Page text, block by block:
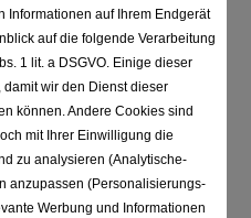
der folgenden
Browser zurück, um
Arbeiten auf
zu ermöglichen:
Informationen auf Ihrem Endgerät
auf die folgende Verarbeitung
1 lit. a DSGVO. Einige dieser
wir den Dienst dieser
können. Andere Cookies sind
mit Ihrer Einwilligung die
zu analysieren (Analytische-
anzupassen (Personalisierungs-
Werbung und Informationen